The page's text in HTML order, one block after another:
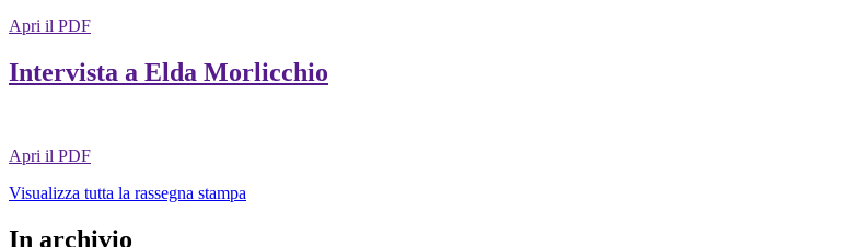
Apri il PDF
Intervista a Elda Morlicchio
Apri il PDF
Visualizza tutta la rassegna stampa
In archivio